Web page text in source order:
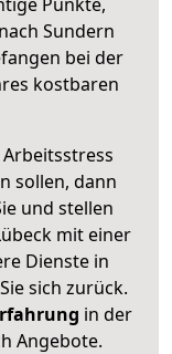
Sundern
bei der
kostbaren
sollen, dann
und stellen
mit einer
Dienste in
sich zurück.
in der
Angebote.